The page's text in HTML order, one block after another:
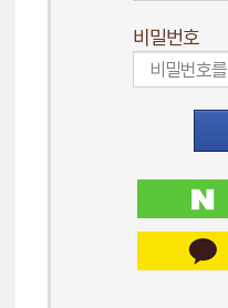
비밀번호